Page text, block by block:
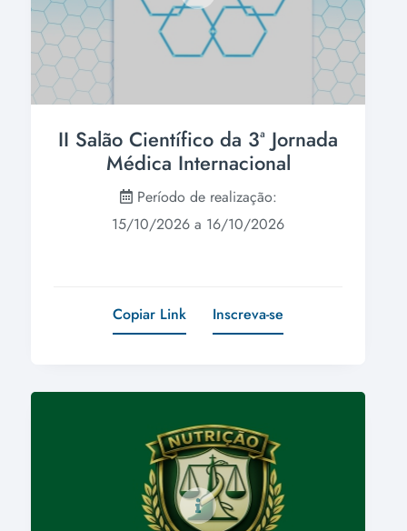
II Salão Científico da 3ª Jornada
Médica Internacional
Período de realização:
15/10/2026 a 16/10/2026
Copiar Link Inscreva-se